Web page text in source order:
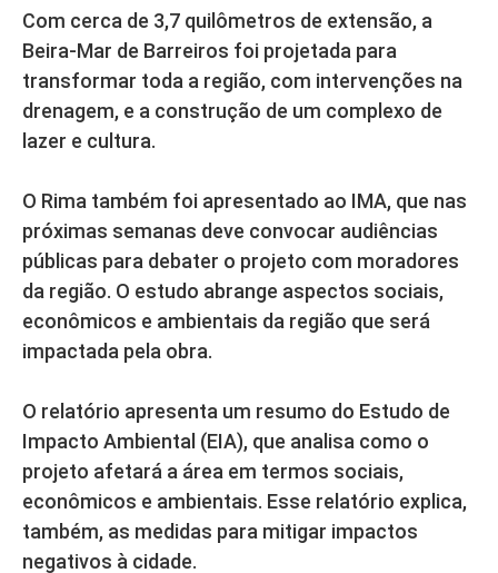
Com cerca de 3,7 quilômetros de extensão, a
Beira-Mar de Barreiros foi projetada para
transformar toda a região, com intervenções na
drenagem, e a construção de um complexo de
lazer e cultura.
O Rima também foi apresentado ao IMA, que nas
próximas semanas deve convocar audiências
públicas para debater o projeto com moradores
da região. O estudo abrange aspectos sociais,
econômicos e ambientais da região que será
impactada pela obra.
O relatório apresenta um resumo do Estudo de
Impacto Ambiental (EIA), que analisa como o
projeto afetará a área em termos sociais,
econômicos e ambientais. Esse relatório explica,
também, as medidas para mitigar impactos
negativos à cidade.